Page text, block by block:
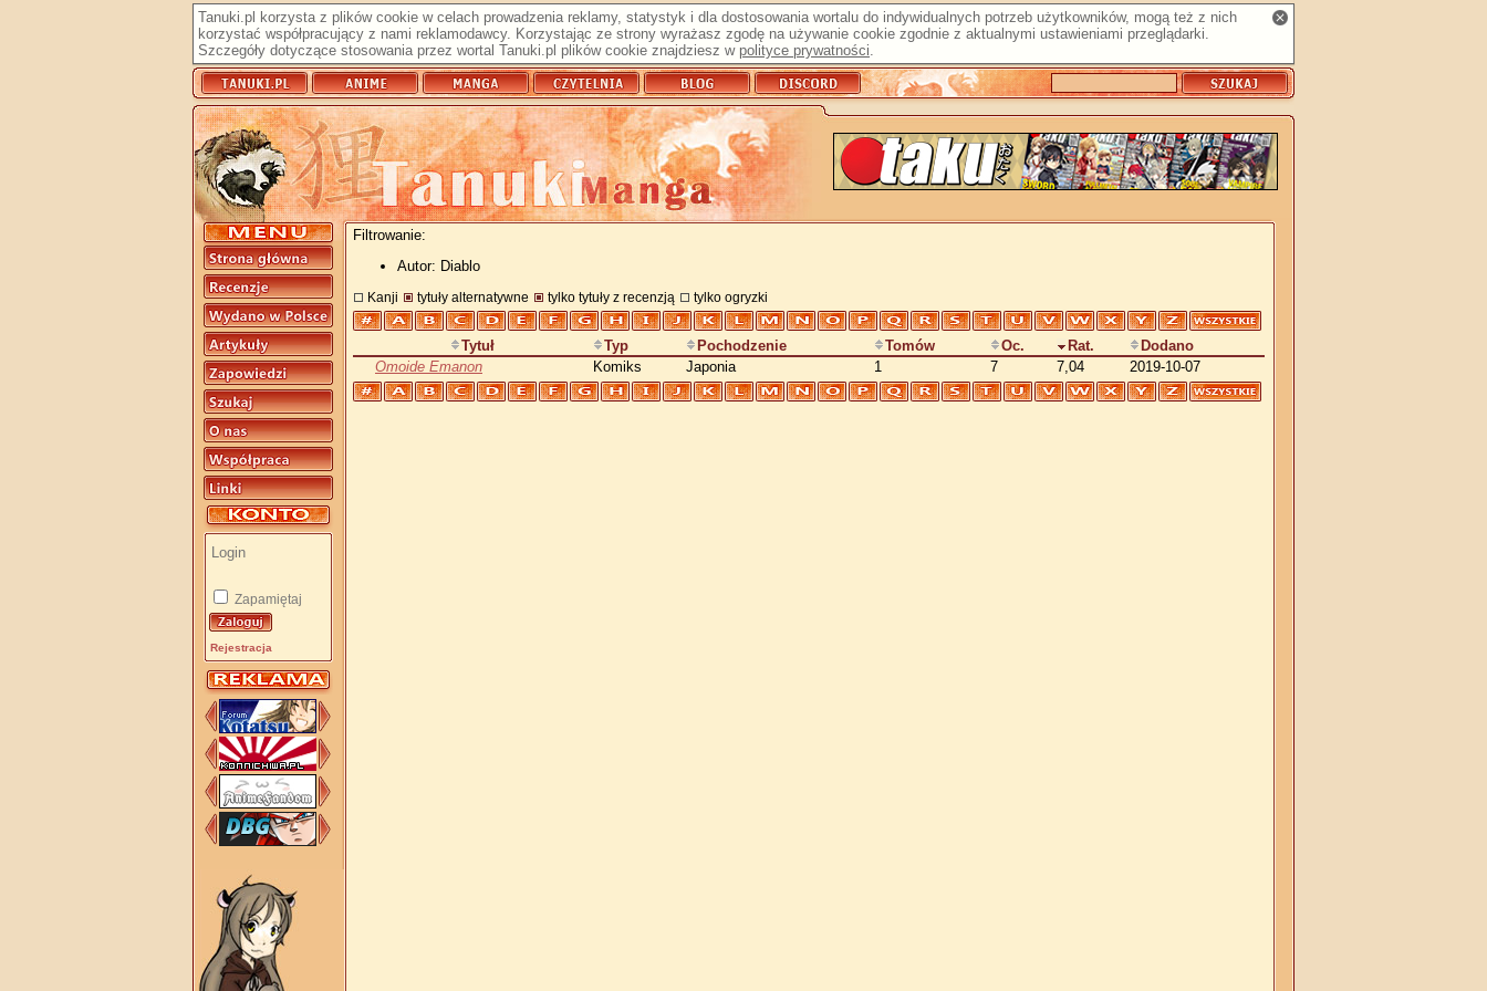
Tanuki.pl korzysta z plików cookie w celach prowadzenia reklamy, statystyk i dla dostosowania wortalu do indywidualnych potrzeb użytkowników, mogą też z nich
korzystać współpracujący z nami reklamodawcy. Korzystając ze strony wyrażasz zgodę na używanie cookie zgodnie z aktualnymi ustawieniami przeglądarki.
Szczegóły dotyczące stosowania przez wortal Tanuki.pl plików cookie znajdziesz w polityce prywatności.
Zapamiętaj
Rejestracja
Filtrowanie:
Autor: Diablo
Kanji tytuły alternatywne tylko tytuły z recenzją tylko ogryzki
Tytuł Typ Pochodzenie Tomów Oc. Rat.
Dodano
Omoide Emanon
Komiks Japonia 1 7 7,04 2019-10-07